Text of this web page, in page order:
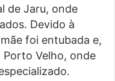
de Jaru, onde
Devido à
foi entubada e,
Velho, onde